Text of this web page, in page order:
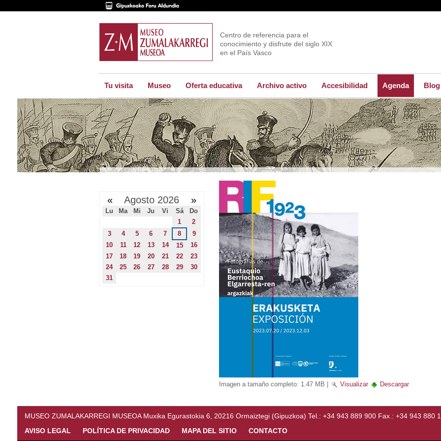
Centro de referencia para el
conocimiento y disfrute del siglo XIX
en el País Vasco
Tu visita Museo Oferta educativa Archivo activo Accesibilidad Agenda Blog
Imagen a tamaño completo: 1.47 MB Visualizar Descargar
« Agosto 2026 »
Lu Ma Mi Ju Vi Sá
Do
1
2
3
4 5 6 7 8
9
10
11 12 13 14 15
16
17
18 19 20 21 22
23
24
25 26 27 28 29
30
31
MUSEO ZUMALAKARREGI MUSEOA Muxika Egurastokia 6, 20216 Ormaiztegi (Gipuzkoa) Tel.: +34 943 889 900 Fax.: +34 943 880
AVISO LEGAL
POLÍTICA DE PRIVACIDAD MAPA DEL SITIO CONTACTO